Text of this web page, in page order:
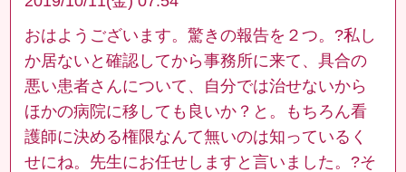
おはようございます。驚きの報告を２つ。?私し
か居ないと確認してから事務所に来て、具合の
悪い患者さんについて、自分では治せないから
ほかの病院に移しても良いか？と。もちろん看
護師に決める権限なんて無いのは知っているく
せにね。先生にお任せしますと言いました。?そ